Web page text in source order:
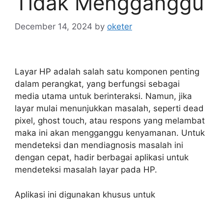
December 14, 2024 by oketer
Layar HP adalah salah satu komponen penting
dalam perangkat, yang berfungsi sebagai
media utama untuk berinteraksi. Namun, jika
layar mulai menunjukkan masalah, seperti dead
pixel, ghost touch, atau respons yang melambat
maka ini akan mengganggu kenyamanan. Untuk
mendeteksi dan mendiagnosis masalah ini
dengan cepat, hadir berbagai aplikasi untuk
mendeteksi masalah layar pada HP.
Aplikasi ini digunakan khusus untuk